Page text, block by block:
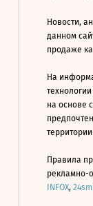
Новости,
данном
продаже
На
на основе
Правила
рекламно-
INFOX,